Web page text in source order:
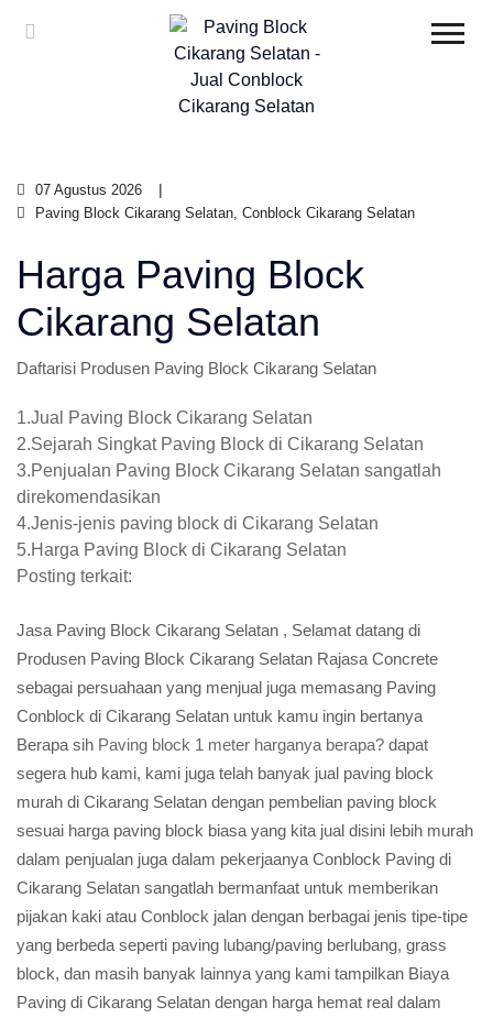
07 Agustus 2026
Paving Block Cikarang Selatan, Conblock Cikarang Selatan
Harga Paving Block
Cikarang Selatan
Daftarisi Produsen Paving Block Cikarang Selatan
1.Jual Paving Block Cikarang Selatan
2.Sejarah Singkat Paving Block di Cikarang Selatan
3.Penjualan Paving Block Cikarang Selatan sangatlah
direkomendasikan
4.Jenis-jenis paving block di Cikarang Selatan
5.Harga Paving Block di Cikarang Selatan
Posting terkait:
Jasa Paving Block Cikarang Selatan , Selamat datang di
Produsen Paving Block Cikarang Selatan Rajasa Concrete
sebagai persuahaan yang menjual juga memasang Paving
Conblock di Cikarang Selatan untuk kamu ingin bertanya
Berapa sih Paving block 1 meter harganya berapa? dapat
segera hub kami, kami juga telah banyak jual paving block
murah di Cikarang Selatan dengan pembelian paving block
sesuai harga paving block biasa yang kita jual disini lebih murah
dalam penjualan juga dalam pekerjaanya Conblock Paving di
Cikarang Selatan sangatlah bermanfaat untuk memberikan
pijakan kaki atau Conblock jalan dengan berbagai jenis tipe-tipe
yang berbeda seperti paving lubang/paving berlubang, grass
block, dan masih banyak lainnya yang kami tampilkan Biaya
Paving di Cikarang Selatan dengan harga hemat real dalam